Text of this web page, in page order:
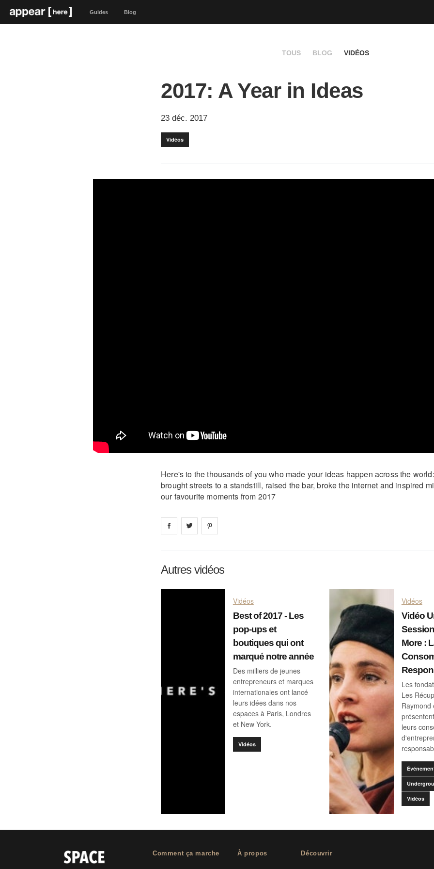
Guides Blog
TOUS BLOG VIDÉOS
2017: A Year in Ideas
23 déc. 2017
Vidéos
Here's to the thousands of you who made your ideas happen across the
brought streets to a standstill, raised the bar, broke the internet and inspired
our favourite moments from 2017
Share on facebook
Share on
Autres vidéos
Vidéos
Best of 2017 - Les
pop-ups et
boutiques qui ont
marqué notre année
Des milliers de jeunes
entrepreneurs et marques
internationales ont lancé
leurs idées dans nos
espaces à Paris, Londres
et New York.
Vidéos
Vidéos
Vidéo
More :
Les
Les
Raymond
leurs
Vidéos
Comment ça marche À propos Découvrir